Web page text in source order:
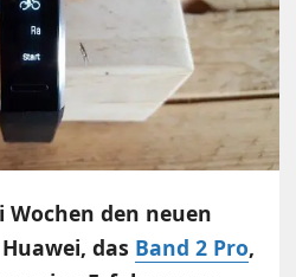
den neuen
das Band 2 Pro,